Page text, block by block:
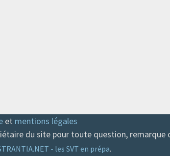
et mentions légales
du site pour toute question, remarque
- les SVT en prépa.